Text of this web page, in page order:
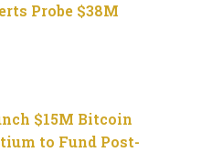
Probe $38M
$15M Bitcoin
to Fund Post-